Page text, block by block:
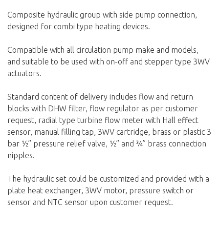
Composite hydraulic group with side pump connection,
designed for combi type heating devices.
Compatible with all circulation pump make and models,
and suitable to be used with on-off and stepper type 3WV
actuators.
Standard content of delivery includes flow and return
blocks with DHW filter, flow regulator as per customer
request, radial type turbine flow meter with Hall effect
sensor, manual filling tap, 3WV cartridge, brass or plastic 3
bar ½” pressure relief valve, ½” and ¾” brass connection
nipples.
The hydraulic set could be customized and provided with a
plate heat exchanger, 3WV motor, pressure switch or
sensor and NTC sensor upon customer request.